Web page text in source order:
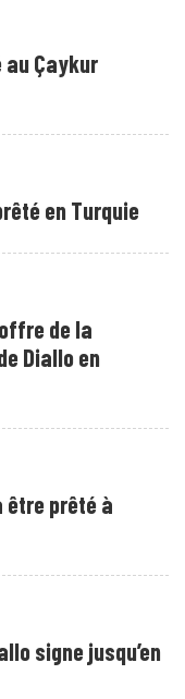
Çaykur
en Turquie
de la
Diallo en
être prêté à
signe jusqu’en